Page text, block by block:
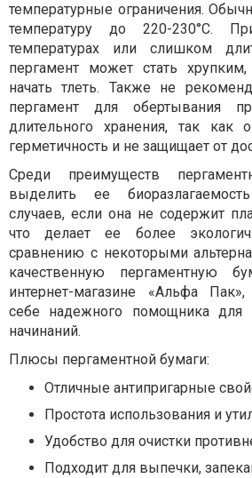
температурные ограничения.
температуру до 220-230°C.
температурах или слишком
пергамент может стать
начать тлеть. Также не
пергамент для обертывания
длительного хранения, так как
герметичность и не защищает от
Среди преимуществ
выделить ее
случаев, если она не содержит
что делает ее более
сравнению с некоторыми
качественную пергаментную
интернет-магазине «Альфа
себе надежного помощника для
начинаний.
Плюсы пергаментной бумаги:
Отличные антипригарные
Простота использования и
Удобство для очистки
Подходит для выпечки,